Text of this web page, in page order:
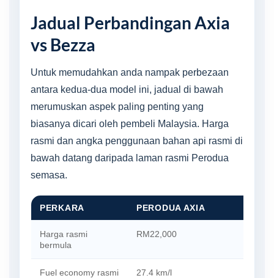
Jadual Perbandingan Axia
vs Bezza
Untuk memudahkan anda nampak perbezaan
antara kedua-dua model ini, jadual di bawah
merumuskan aspek paling penting yang
biasanya dicari oleh pembeli Malaysia. Harga
rasmi dan angka penggunaan bahan api rasmi di
bawah datang daripada laman rasmi Perodua
semasa.
PERKARA PERODUA AXIA
Harga rasmi
bermula
RM22,000
Fuel economy rasmi 27.4 km/l